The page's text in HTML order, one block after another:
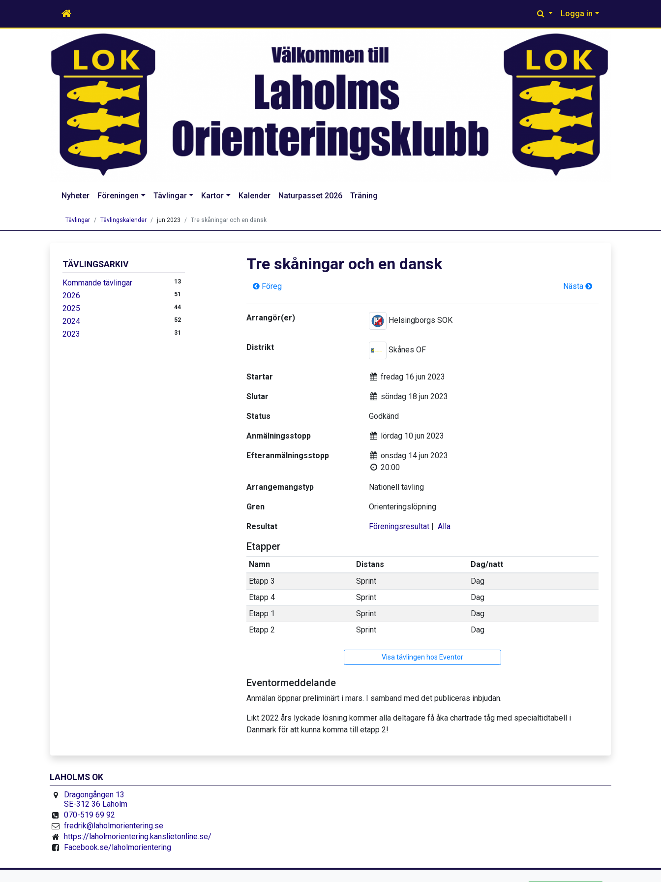
Logga in
Nyheter Föreningen Tävlingar Kartor Kalender Naturpasset 2026 Träning
Tävlingar Tävlingskalender jun 2023 Tre skåningar och en dansk
TÄVLINGSARKIV
Kommande tävlingar 13
2026 51
2025 44
2024 52
2023 31
Tre skåningar och en dansk
Föreg Nästa
Arrangör(er) Helsingborgs SOK
Distrikt Skånes OF
Startar fredag 16 jun 2023
Slutar söndag 18 jun 2023
Status Godkänd
Anmälningsstopp lördag 10 jun 2023
Efteranmälningsstopp
onsdag 14 jun 2023
20:00
Arrangemangstyp Nationell tävling
Gren Orienteringslöpning
Resultat Föreningsresultat| Alla
Etapper
Namn Distans
Dag/natt
Etapp 3
Sprint
Dag
Etapp 4
Sprint
Dag
Etapp 1
Sprint
Dag
Etapp 2
Sprint Dag
Visa tävlingen hos Eventor
Eventormeddelande
Anmälan öppnar preliminärt i mars. I samband med det publiceras inbjudan.
Likt 2022 års lyckade lösning kommer alla deltagare få åka chartrade tåg med specialtidtabell i
Danmark för att kunna komma till etapp 2!
LAHOLMS OK
Dragongången 13
SE-312 36 Laholm
070-519 69 92
fredrik@laholmorientering.se
https://laholmorientering.kanslietonline.se/
Facebook.se/laholmorientering